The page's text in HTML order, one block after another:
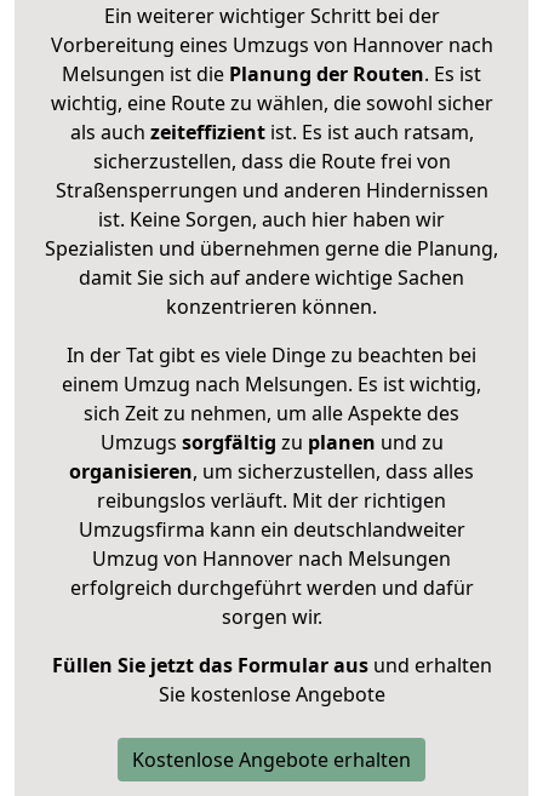
Ein weiterer wichtiger Schritt bei der
Vorbereitung eines Umzugs von Hannover nach
Melsungen ist die Planung der Routen. Es ist
wichtig, eine Route zu wählen, die sowohl sicher
als auch zeiteffizientist. Es ist auch ratsam,
sicherzustellen, dass die Route frei von
Straßensperrungen und anderen Hindernissen
ist. Keine Sorgen, auch hier haben wir
Spezialisten und übernehmen gerne die Planung,
damit Sie sich auf andere wichtige Sachen
konzentrieren können.
In der Tat gibt es viele Dinge zu beachten bei
einem Umzug nach Melsungen. Es ist wichtig,
sich Zeit zu nehmen, um alle Aspekte des
Umzugs sorgfältig zu planen und zu
organisieren, um sicherzustellen, dass alles
reibungslos verläuft. Mit der richtigen
Umzugsfirma kann ein deutschlandweiter
Umzug von Hannover nach Melsungen
erfolgreich durchgeführt werden und dafür
sorgen wir.
Füllen Sie jetzt das Formular ausund erhalten
Sie kostenlose Angebote
Kostenlose Angebote erhalten